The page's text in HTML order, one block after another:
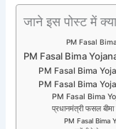
जाने इस पोस्ट में
PM Fasal
PM Fasal Bima
PM Fasal Bima
PM Fasal Bima
PM Fasal Bima
प्रधानमंत्री फसल
PM Fasal Bima